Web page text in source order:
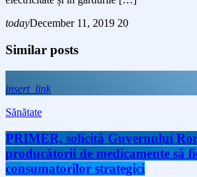
todayDecember 11, 2019 20
Similar posts
insert_link
Sănătate
PRIMER, solicită Guvernului
producătorii de medicamente să
consumatorilor strategici